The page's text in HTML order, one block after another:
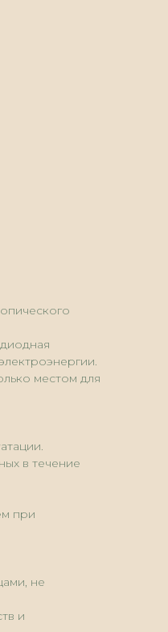
местом для
в течение
при
не
и